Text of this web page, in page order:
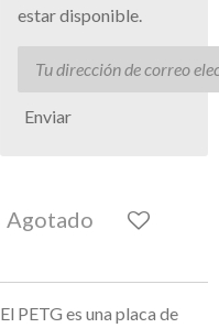
estar disponible.
Enviar
Agotado
El PETG es una placa de